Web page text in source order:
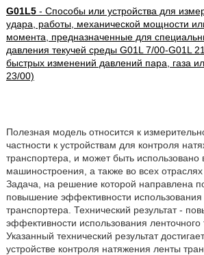
G01L5- Способы или устройства для
удара, работы, механической мощности
момента, предназначенные для
давления текучей среды G01L 7/00-G01L
быстрых изменений давлений пара, газа
23/00)
Полезная модель относится к
частности к устройствам для контроля
транспортера, и может быть использовано
машиностроения, а также во всех отраслях
Задача, на решение которой направлена
повышение эффективности использования
транспортера. Технический результат -
эффективности использования ленточного
Указанный технический результат
устройстве контроля натяжения ленты